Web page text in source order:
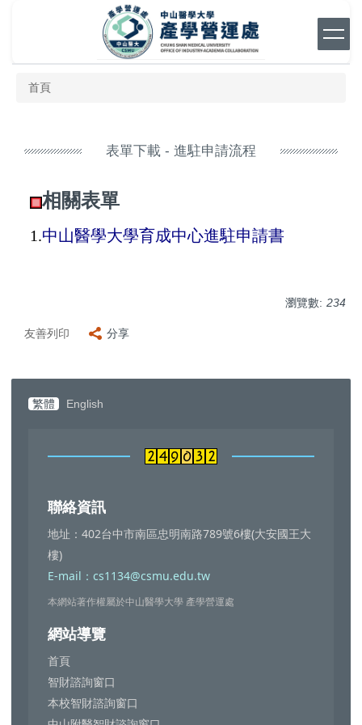
要
首頁
表單下載 - 進駐申請流程
相關表單
1.中山醫學大學育成中心進駐申請書
瀏覽數: 234
友善列印 分享
繁體 English
聯絡資訊
地址：402台中市南區忠明南路789號6樓(大安國王大
樓)
E-mail：cs1134@csmu.edu.tw
本網站著作權屬於中山醫學大學 產學營運處
網站導覽
首頁
智財諮詢窗口
本校智財諮詢窗口